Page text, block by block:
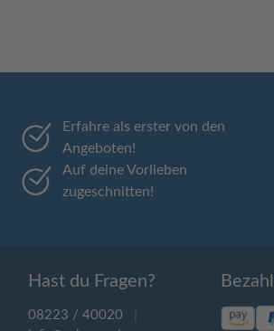
Erfahre als erster von den
Angeboten!
Auf deine Vorlieben
zugeschnitten!
Hast du Fragen?
08223 / 40020